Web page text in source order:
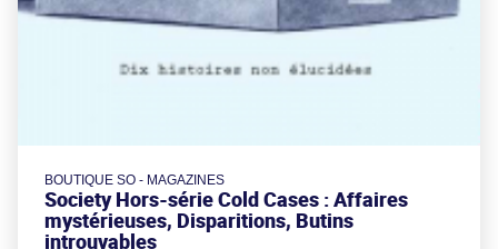
BOUTIQUE SO - MAGAZINES
Society Hors-série Cold Cases : Affaires
mystérieuses, Disparitions, Butins
introuvables